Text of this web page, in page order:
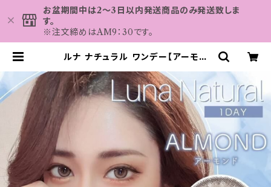
お盆期間中は2～3日以内発送商品のみ発送致しま
す。
※注文締めはAM9：30です。
ルナ ナチュラル ワンデー【アーモン
0枚 14.5mm 下津明日香 度なし 度
あり コンタクト LUNA BLB Natu
ral 1day | カラコン MAHALO